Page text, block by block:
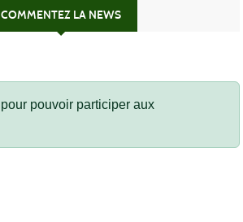
COMMENTEZ LA NEWS
pour pouvoir participer aux